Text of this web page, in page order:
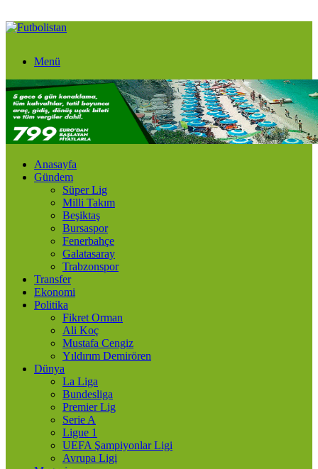
Menü
Anasayfa
Gündem
Süper Lig
Milli Takım
Beşiktaş
Bursaspor
Fenerbahçe
Galatasaray
Trabzonspor
Transfer
Ekonomi
Politika
Fikret Orman
Ali Koç
Mustafa Cengiz
Yıldırım Demirören
Dünya
La Liga
Bundesliga
Premier Lig
Serie A
Ligue 1
UEFA Şampiyonlar Ligi
Avrupa Ligi